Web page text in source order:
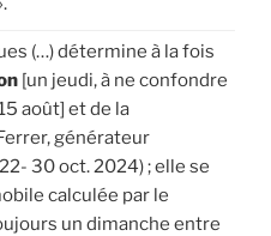
(…) détermine à la fois
[un jeudi, à ne confondre
août] et de la
générateur
30 oct. 2024) ; elle se
calculée par le
un dimanche entre